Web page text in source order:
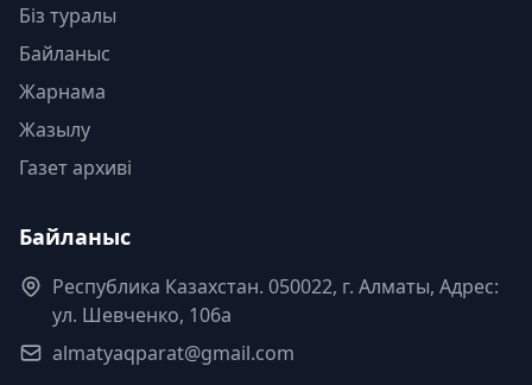
Біз туралы
Байланыс
Жарнама
Жазылу
Газет архиві
Байланыс
Республика Казахстан. 050022, г. Алматы, Адрес:
ул. Шевченко, 106а
almatyaqparat@gmail.com